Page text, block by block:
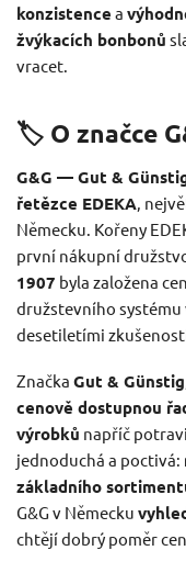
konzistence a
žvýkacích bonbonů
vracet.
🏷️ O značce
G&G — Gut &
řetězce EDEKA,
Německu. Kořeny
první nákupní
1907 byla založena
družstevního systému
desetiletími
Značka Gut & Günstig
cenově dostupnou
výrobků napříč
jednoduchá a poctivá:
základního
G&G v Německu
chtějí dobrý poměr